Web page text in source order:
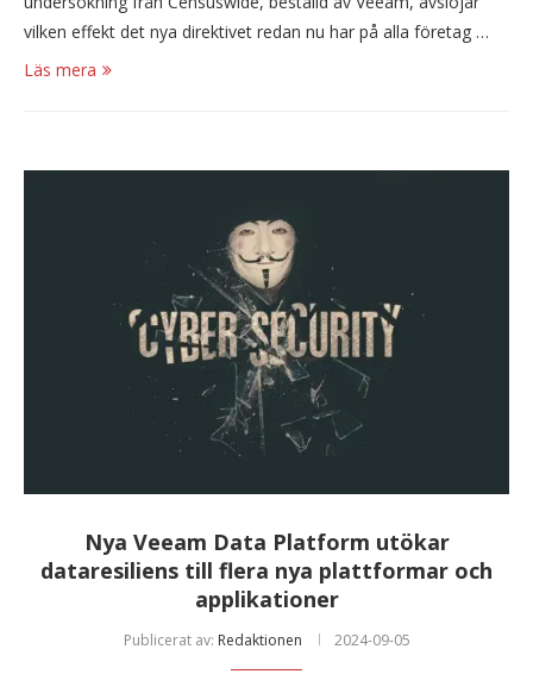
vilken effekt det nya direktivet redan nu har på alla företag …
Läs mera
Nya Veeam Data Platform utökar
dataresiliens till flera nya plattformar och
applikationer
Publicerat av: Redaktionen 2024-09-05